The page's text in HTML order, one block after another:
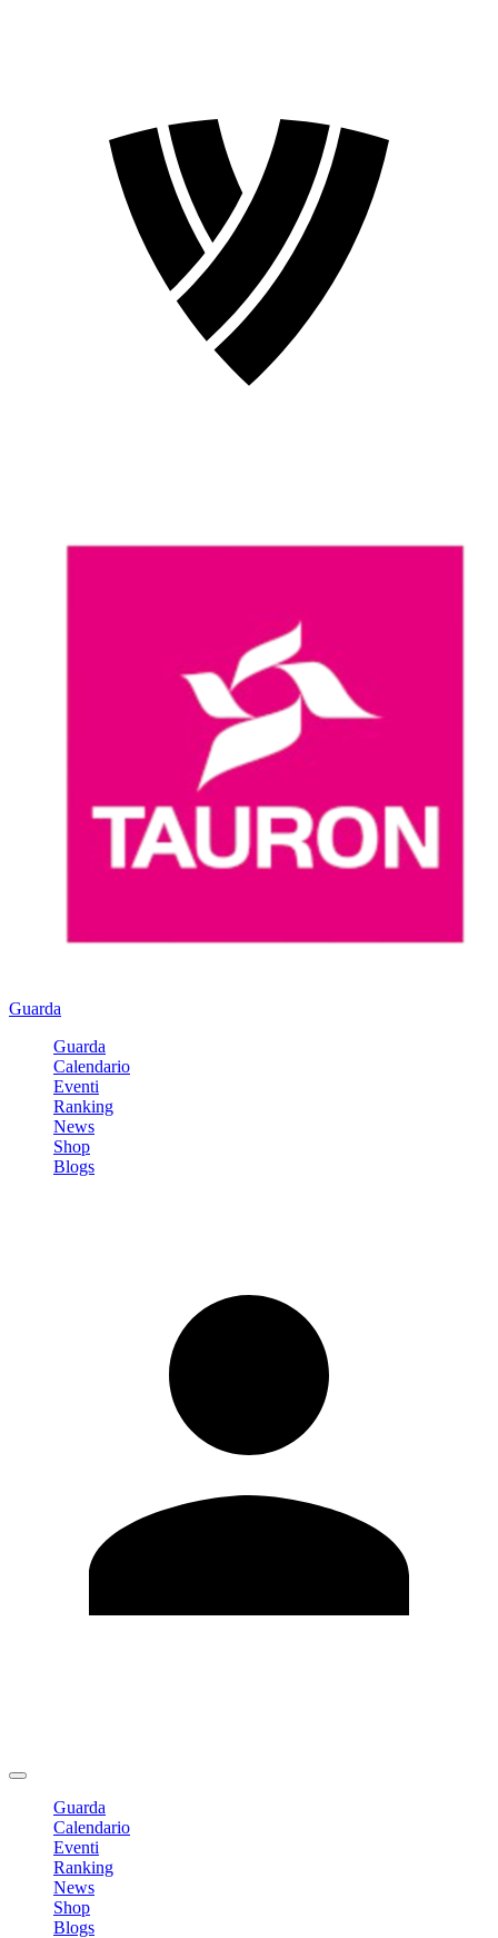
Guarda
Guarda
Calendario
Eventi
Ranking
News
Shop
Blogs
Guarda
Calendario
Eventi
Ranking
News
Shop
Blogs